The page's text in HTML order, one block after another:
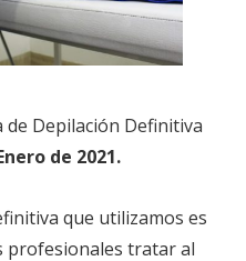
Depilación Definitiva
de 2021.
que utilizamos es
profesionales tratar al